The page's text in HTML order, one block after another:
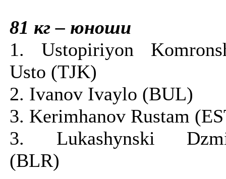
81 кг – юноши
1. Ustopiriyon
Usto (TJK)
2. Ivanov Ivaylo (BUL)
3. Kerimhanov Rustam
3. Lukashynski
(BLR)